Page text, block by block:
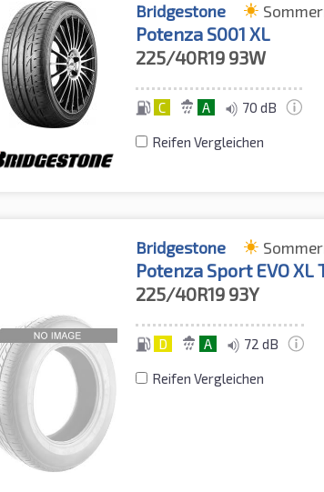
Bridgestone
Potenza S001 XL
225/40R19 93W
C A 70 dB
Reifen Vergleichen
Bridgestone
Potenza Sport EVO XL
225/40R19 93Y
D A 72 dB
Reifen Vergleichen